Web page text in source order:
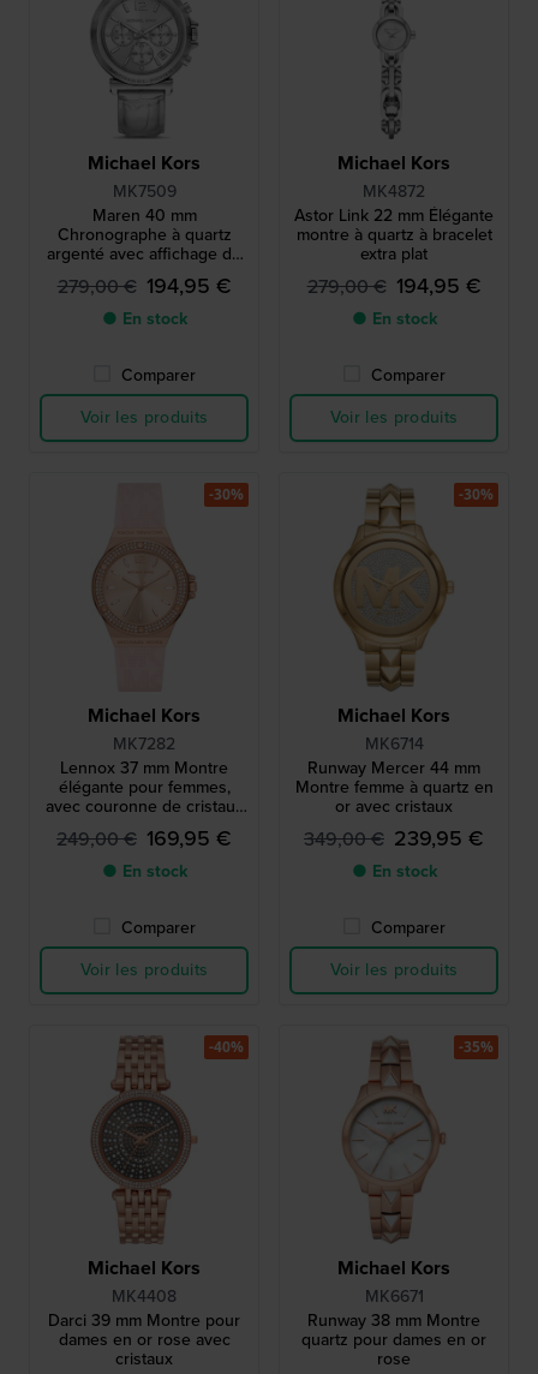
Michael Kors
MK7509
Maren 40 mm
Chronographe à quartz
argenté avec affichage de
la date
279,00 € 194,95 €
● En stock
Comparer
Voir les produits
Michael Kors
MK4872
Astor Link 22 mm Élégante
montre à quartz à bracelet
extra plat
279,00 € 194,95 €
● En stock
Comparer
Voir les produits
Michael Kors
MK7282
Lennox 37 mm Montre
élégante pour femmes,
avec couronne de cristaux
pavés arrondis
249,00 € 169,95 €
● En stock
Comparer
Voir les produits
-30%
Michael Kors
MK6714
Runway Mercer 44 mm
Montre femme à quartz en
or avec cristaux
349,00 € 239,95 €
● En stock
Comparer
Voir les produits
-30%
Michael Kors
MK4408
Darci 39 mm Montre pour
dames en or rose avec
cristaux
-40%
Michael Kors
MK6671
Runway 38 mm Montre
quartz pour dames en or
rose
-35%